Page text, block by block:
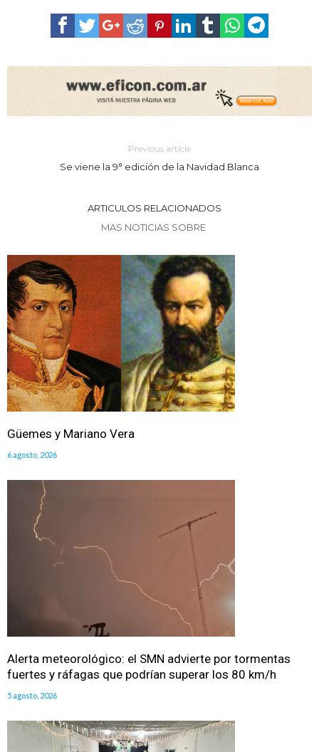
Previous article
Se viene la 9° edición de la Navidad Blanca
ARTICULOS RELACIONADOS
MAS NOTICIAS SOBRE
Güemes y Mariano Vera
6 agosto, 2026
Alerta meteorológico: el SMN advierte por tormentas
fuertes y ráfagas que podrían superar los 80 km/h
5 agosto, 2026